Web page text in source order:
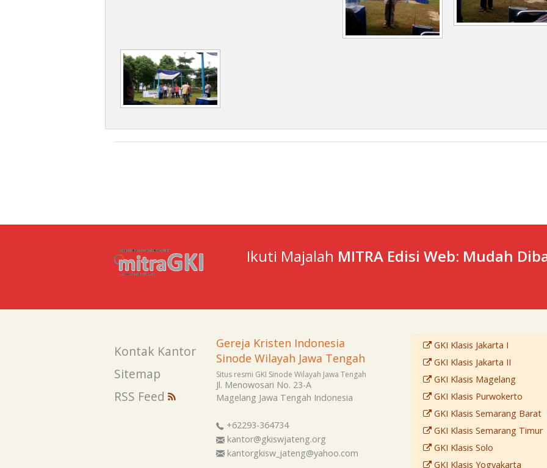
Ikuti Majalah MITRA Edisi Web: Mudah
Kontak Kantor
Sitemap
RSS Feed
Gereja Kristen Indonesia
Sinode Wilayah Jawa Tengah
Situs resmi GKI Sinode Wilayah Jawa Tengah
Jl. Menowosari No. 23-A
Magelang Jawa Tengah Indonesia
+62293-364734
kantor@gkiswjateng.org
kantorgkisw_jateng@yahoo.com
GKI Klasis Jakarta I
GKI Klasis Jakarta II
GKI Klasis Magelang
GKI Klasis Purwokerto
GKI Klasis Semarang Barat
GKI Klasis Semarang Timur
GKI Klasis Solo
GKI Klasis Yogyakarta